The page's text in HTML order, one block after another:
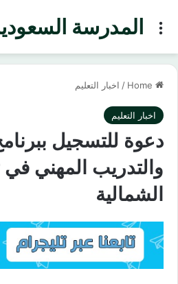
المدرسةMenu
/ اخبار التعليم
اخبار التعليم
دعوة للتسجيل
والتدريب المهني في
الشمالية